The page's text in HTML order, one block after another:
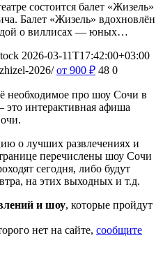
состоится балет «Жизель»
Балет «Жизель» вдохновлён
о виллисах — юных…
2026-03-11T17:42:00+03:00
2026/ от 900 ₽ 48 0
необходимое про шоу Сочи в
интерактивная афиша
о лучших развлечениях и
перечислены шоу Сочи
сегодня, либо будут
на этих выходных и т.д.
и шоу, которые пройдут
нет на сайте, сообщите